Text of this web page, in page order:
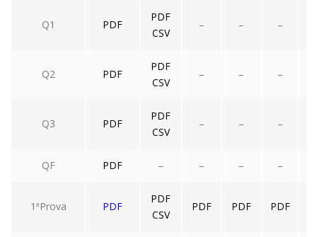
Q1 PDF
PDF
CSV
– – –
Q2 PDF
PDF
CSV
– – –
Q3 PDF
PDF
CSV
– – –
QF PDF – – – –
1ªProva PDF
PDF
CSV
PDF PDF PDF